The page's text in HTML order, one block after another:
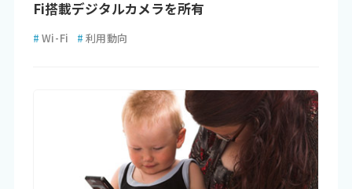
Fi搭載デジタルカメラを所有
# Wi-Fi # 利用動向